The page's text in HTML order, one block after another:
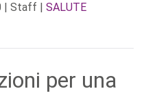
| Staff | SALUTE
per una